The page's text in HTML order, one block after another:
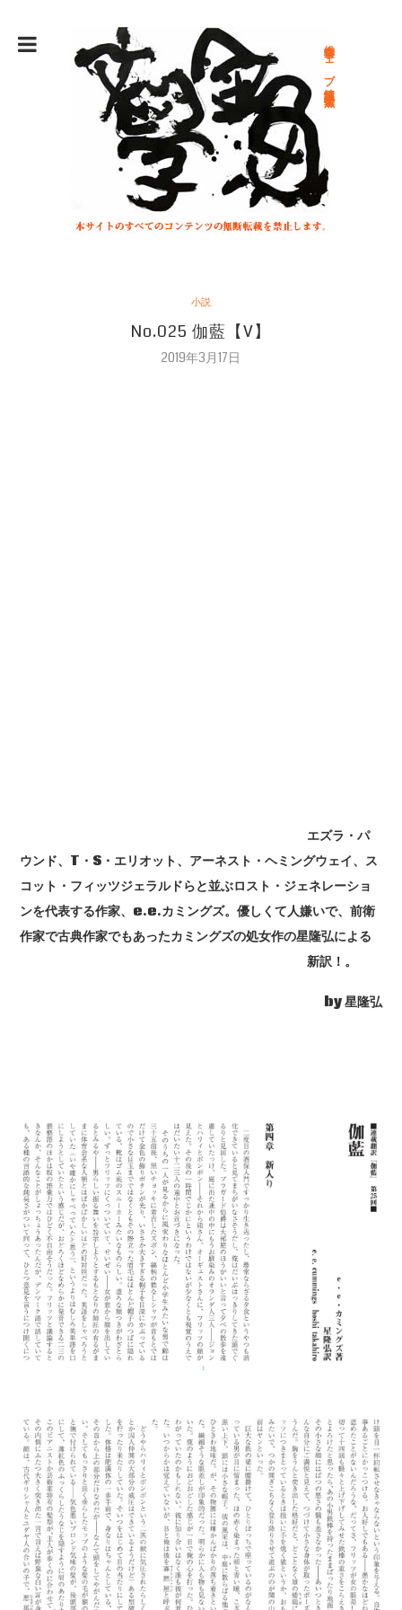
総合文学ウェブ情報誌 文学金魚
小説
No.025 伽藍【V】
2019年3月17日
エズラ・パ
ウンド、T・S・エリオット、アーネスト・ヘミングウェイ、ス
コット・フィッツジェラルドらと並ぶロスト・ジェネレーショ
ンを代表する作家、e.e.カミングズ。優しくて人嫌いで、前衛
作家で古典作家でもあったカミングズの処女作の星隆弘による
新訳！。
by 星隆弘